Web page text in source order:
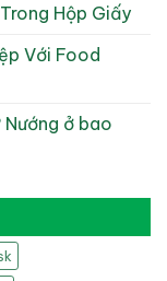
Hộp Giấy
Với Food
ở bao